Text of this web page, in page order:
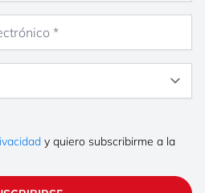
y quiero subscribirme a la